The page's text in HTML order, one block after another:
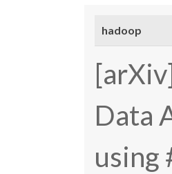
hadoop
Data
using